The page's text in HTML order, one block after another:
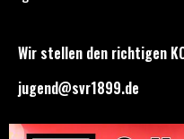
Wir stellen den richtigen
jugend@svr1899.de